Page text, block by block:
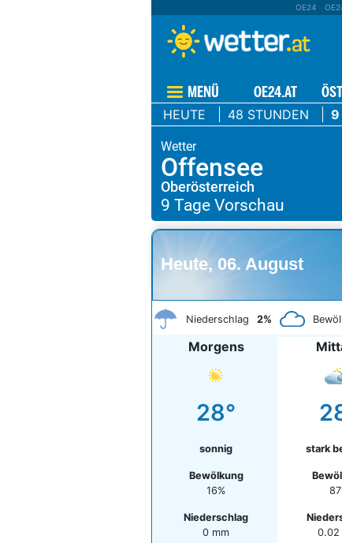
OE24
MENÜ OE24.AT
HEUTE 48 STUNDEN 9
Offensee
Oberösterreich
Heute, 06. August
Niederschlag 2%
Morgens
28°
sonnig
Bewölkung
16%
Niederschlag
0 mm
stark
0.02